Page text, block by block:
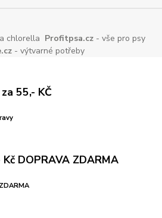
chlorella Profitpsa.cz - vše pro psy
- výtvarné potřeby
55,- KČ
DOPRAVA ZDARMA